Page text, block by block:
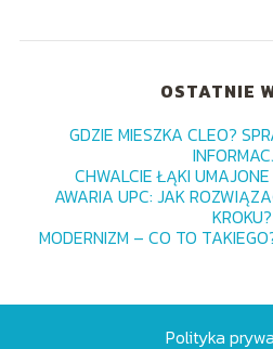
OSTATNIE
GDZIE MIESZKA CLEO?
CHWALCIE ŁĄKI
AWARIA UPC: JAK
KROKU?
MODERNIZM – CO TO
Polityka